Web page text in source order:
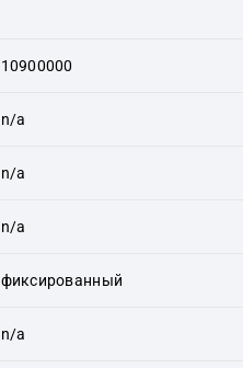
10900000
n/a
n/a
n/a
фиксированный
n/a